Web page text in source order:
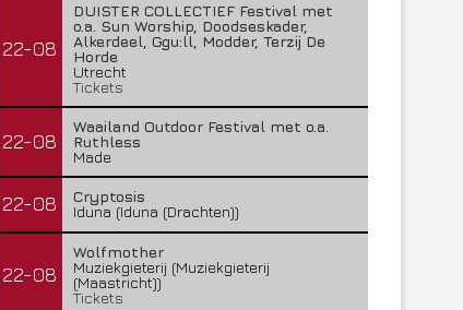
22-08
DUISTER COLLECTIEF Festival met
o.a. Sun Worship, Doodseskader,
Alkerdeel, Ggu:ll, Modder, Terzij De
Horde
Utrecht
Tickets
22-08
Waailand Outdoor Festival met o.a.
Ruthless
Made
22-08
Cryptosis
Iduna (Iduna (Drachten))
22-08
Wolfmother
Muziekgieterij (Muziekgieterij
(Maastricht))
Tickets